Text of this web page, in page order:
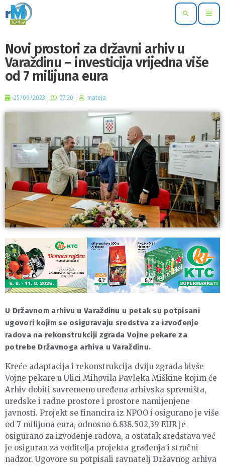
search menu
Novi prostori za državni arhiv u
Varaždinu – investicija vrijedna više
od 7 milijuna eura
25/09/2023 07:20 mateja
U Državnom arhivu u Varaždinu u petak su potpisani
ugovori kojim se osiguravaju sredstva za izvođenje
radova na rekonstrukciji zgrada Vojne pekare za
potrebe Državnoga arhiva u Varaždinu.
Kreće adaptacija i rekonstrukcija dviju zgrada bivše
Vojne pekare u Ulici Mihovila Pavleka Miškine kojim će
Arhiv dobiti suvremeno uređena arhivska spremišta,
uredske i radne prostore i prostore namijenjene
javnosti. Projekt se financira iz NPOO i osigurano je više
od 7 milijuna eura, odnosno 6.838.502,39 EUR je
osigurano za izvođenje radova, a ostatak sredstava već
je osiguran za voditelja projekta građenja i stručni
nadzor. Ugovore su potpisali ravnatelj Državnog arhiva